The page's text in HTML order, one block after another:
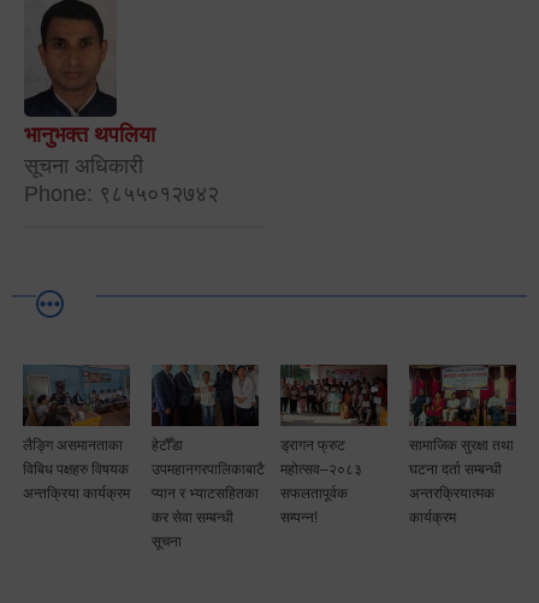
भानुभक्त थपलिया
सूचना अधिकारी
Phone: ९८५५०१२७४२
लैङ्गि असमानताका
विबिध पक्षहरु विषयक
अन्तक्रिया कार्यक्रम
हेटौँडा
उपमहानगरपालिकाबाटै
प्यान र भ्याटसहितका
कर सेवा सम्बन्धी
सूचना
ड्रागन फ्रुट
महोत्सव–२०८३
सफलतापूर्वक
सम्पन्न!
सामाजिक सुरक्षा तथा
घटना दर्ता सम्बन्धी
अन्तरक्रियात्मक
कार्यक्रम